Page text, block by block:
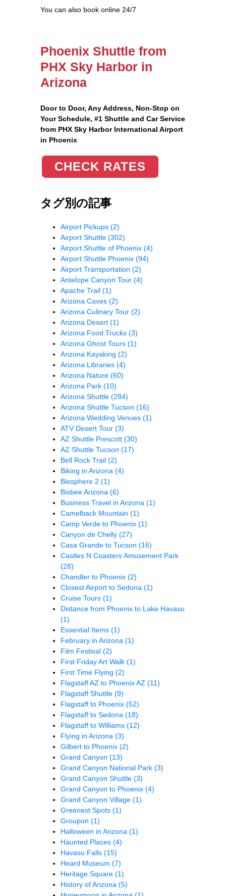
You can also book online 24/7
Phoenix Shuttle from
PHX Sky Harbor in
Arizona
Door to Door, Any Address, Non-Stop on
Your Schedule, #1 Shuttle and Car Service
from PHX Sky Harbor International Airport
in Phoenix
CHECK RATES
タグ別の記事
Airport Pickups (2)
Airport Shuttle (302)
Airport Shuttle of Phoenix (4)
Airport Shuttle Phoenix (94)
Airport Transportation (2)
Antelope Canyon Tour (4)
Apache Trail (1)
Arizona Caves (2)
Arizona Culinary Tour (2)
Arizona Desert (1)
Arizona Food Trucks (3)
Arizona Ghost Tours (1)
Arizona Kayaking (2)
Arizona Libraries (4)
Arizona Nature (60)
Arizona Park (10)
Arizona Shuttle (284)
Arizona Shuttle Tucson (16)
Arizona Wedding Venues (1)
ATV Desert Tour (3)
AZ Shuttle Prescott (30)
AZ Shuttle Tucson (17)
Bell Rock Trail (2)
Biking in Arizona (4)
Biosphere 2 (1)
Bisbee Arizona (6)
Business Travel in Arizona (1)
Camelback Mountain (1)
Camp Verde to Phoenix (1)
Canyon de Chelly (27)
Casa Grande to Tucson (16)
Castles N Coasters Amusement Park
(28)
Chandler to Phoenix (2)
Closest Airport to Sedona (1)
Cruise Tours (1)
Distance from Phoenix to Lake Havasu
(1)
Essential Items (1)
February in Arizona (1)
Film Festival (2)
First Friday Art Walk (1)
First Time Flying (2)
Flagstaff AZ to Phoenix AZ (11)
Flagstaff Shuttle (9)
Flagstaff to Phoenix (52)
Flagstaff to Sedona (18)
Flagstaff to Williams (12)
Flying in Arizona (3)
Gilbert to Phoenix (2)
Grand Canyon (13)
Grand Canyon National Park (3)
Grand Canyon Shuttle (3)
Grand Canyon to Phoenix (4)
Grand Canyon Village (1)
Greenest Spots (1)
Groupon (1)
Halloween in Arizona (1)
Haunted Places (4)
Havasu Falls (15)
Heard Museum (7)
Heritage Square (1)
History of Arizona (5)